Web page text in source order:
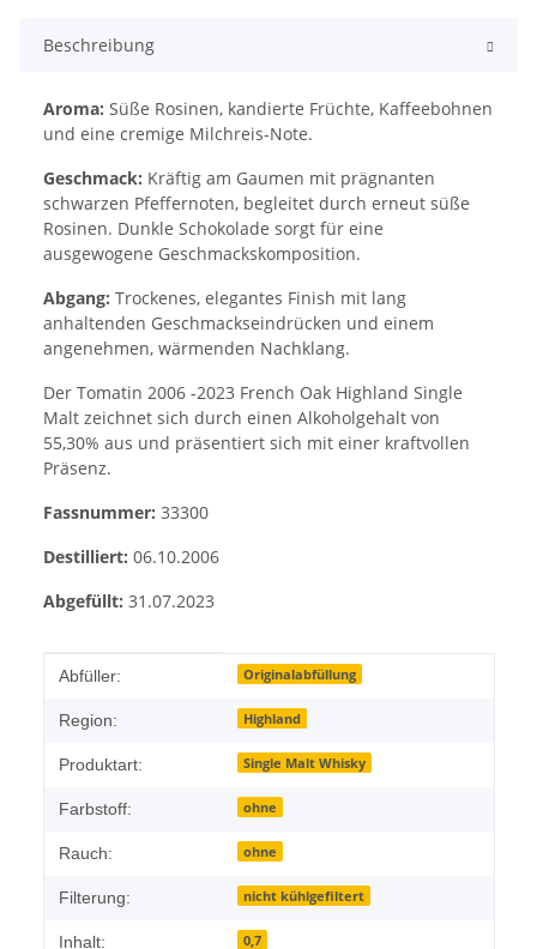
Beschreibung
Aroma: Süße Rosinen, kandierte Früchte, Kaffeebohnen
und eine cremige Milchreis-Note.
Geschmack: Kräftig am Gaumen mit prägnanten
schwarzen Pfeffernoten, begleitet durch erneut süße
Rosinen. Dunkle Schokolade sorgt für eine
ausgewogene Geschmackskomposition.
Abgang: Trockenes, elegantes Finish mit lang
anhaltenden Geschmackseindrücken und einem
angenehmen, wärmenden Nachklang.
Der Tomatin 2006 -2023 French Oak Highland Single
Malt zeichnet sich durch einen Alkoholgehalt von
55,30% aus und präsentiert sich mit einer kraftvollen
Präsenz.
Fassnummer: 33300
Destilliert: 06.10.2006
Abgefüllt: 31.07.2023
Produkteigenschaft
Wert
Abfüller: Originalabfüllung
Region: Highland
Produktart: Single Malt Whisky
Farbstoff: ohne
Rauch: ohne
Filterung: nicht kühlgefiltert
Inhalt: 0,7